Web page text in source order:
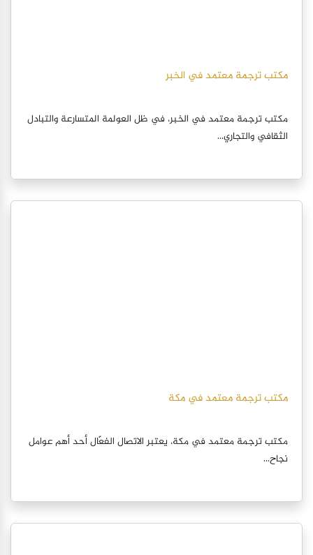
مكتب ترجمة معتمد في الخبر
مكتب ترجمة معتمد في الخبر، في ظل العولمة المتسارعة والتبادل
الثقافي والتجاري...
مكتب ترجمة معتمد في مكة
مكتب ترجمة معتمد في مكة، يعتبر الاتصال الفعّال أحد أهم عوامل
نجاح...